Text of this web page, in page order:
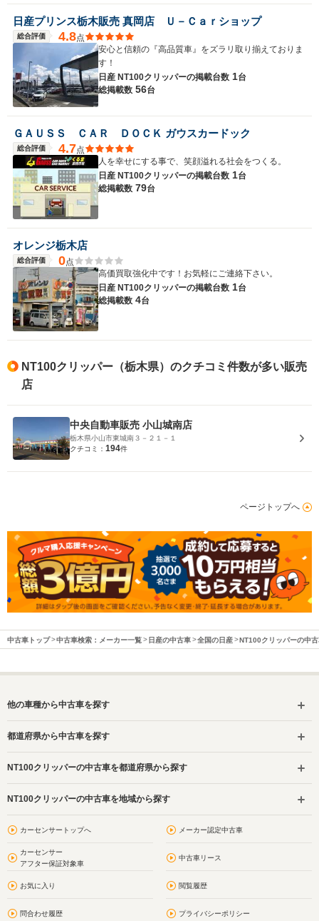
日産プリンス栃木販売 真岡店 Ｕ－Ｃａｒショップ
総合評価 4.8点
安心と信頼の『高品質車』をズラリ取り揃えておりま
す！
日産 NT100クリッパーの掲載台数 1台
総掲載数 56台
ＧＡＵＳＳ ＣＡＲ ＤＯＣＫ ガウスカードック
総合評価 4.7点
人を幸せにする事で、笑顔溢れる社会をつくる。
日産 NT100クリッパーの掲載台数 1台
総掲載数 79台
オレンジ栃木店
総合評価 0点
高価買取強化中です！お気軽にご連絡下さい。
日産 NT100クリッパーの掲載台数 1台
総掲載数 4台
NT100クリッパー（栃木県）のクチコミ件数が多い販売
店
中央自動車販売 小山城南店
栃木県小山市東城南３－２１－１
クチコミ： 194件
ページトップへ
中古車トップ 中古車検索：メーカー一覧 日産の中古車 全国の日産 NT100クリッパーの中
他の車種から中古車を探す
都道府県から中古車を探す
NT100クリッパーの中古車を都道府県から探す
NT100クリッパーの中古車を地域から探す
カーセンサートップへ メーカー認定中古車
カーセンサー
アフター保証対象車
中古車リース
お気に入り 閲覧履歴
問合わせ履歴 プライバシーポリシー